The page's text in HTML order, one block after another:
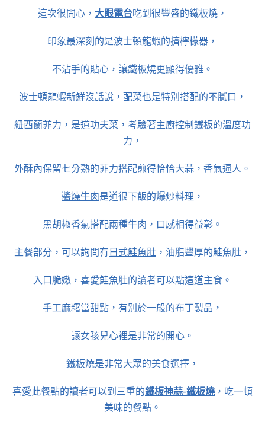
這次很開心， 大眼電台吃到很豐盛的鐵板燒，
印象最深刻的是波士頓龍蝦的擠檸檬器，
不沾手的貼心，讓鐵板燒更顯得優雅。
波士頓龍蝦新鮮沒話說，配菜也是特別搭配的不膩口，
紐西蘭菲力，是道功夫菜，考驗著主廚控制鐵板的溫度功
力，
外酥內保留七分熟的菲力搭配煎得恰恰大蒜，香氣逼人。
醬燒牛肉是道很下飯的爆炒料理，
黑胡椒香氣搭配兩種牛肉，口感相得益彰。
主餐部分，可以詢問有日式鮭魚肚 ，油脂豐厚的鮭魚肚，
入口脆嫩，喜愛鮭魚肚的讀者可以點這道主食。
手工麻糬當甜點，有別於一般的布丁製品，
讓女孩兒心裡是非常的開心。
鐵板燒是非常大眾的美食選擇，
喜愛此餐點的讀者可以到三重的鐵板神蒜-鐵板燒 ，吃一頓
美味的餐點。